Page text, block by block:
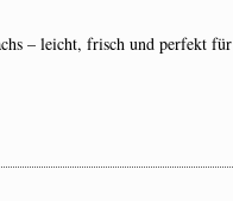
– leicht, frisch und perfekt für